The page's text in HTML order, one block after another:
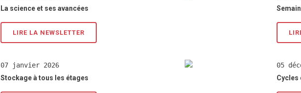
La science et ses avancées
LIRE LA NEWSLETTER
07 janvier 2026
Stockage à tous les étages
05
Cycles